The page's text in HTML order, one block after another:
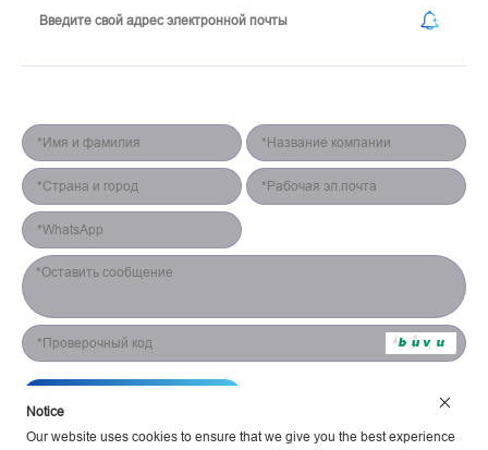
Notice
Our website uses cookies to ensure that we give you the best experience